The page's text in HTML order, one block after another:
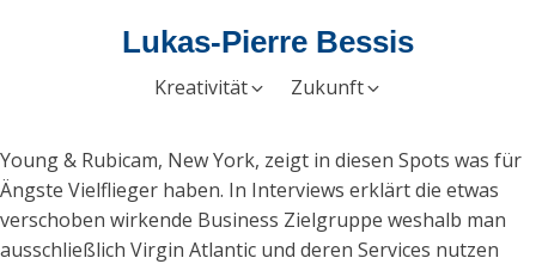
Lukas-Pierre Bessis
Kreativität Zukunft
Young & Rubicam, New York, zeigt in diesen Spots was für
Ängste Vielflieger haben. In Interviews erklärt die etwas
verschoben wirkende Business Zielgruppe weshalb man
ausschließlich Virgin Atlantic und deren Services nutzen